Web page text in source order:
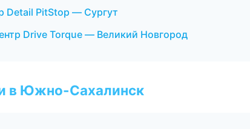
Detail PitStop — Сургут
Drive Torque — Великий Новгород
в Южно-Сахалинск